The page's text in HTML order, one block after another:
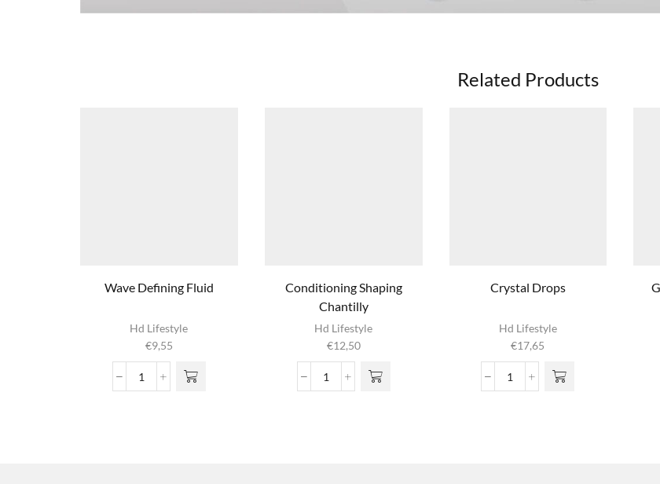
Related Products
Wave Defining Fluid
Hd Lifestyle
€9,55
Wave
Conditioning Shaping
Chantilly
Hd Lifestyle
€12,50
Conditioning
Crystal Drops
Hd Lifestyle
€17,65
Crystal